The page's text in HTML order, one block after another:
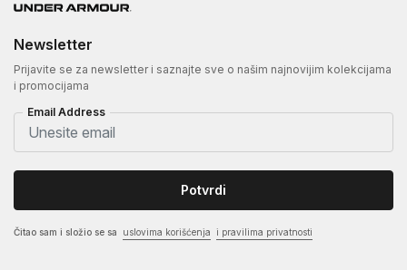
Newsletter
Prijavite se za newsletter i saznajte sve o našim najnovijim kolekcijama
i promocijama
Email Address
Potvrdi
Čitao sam i složio se sa uslovima korišćenja i pravilima privatnosti